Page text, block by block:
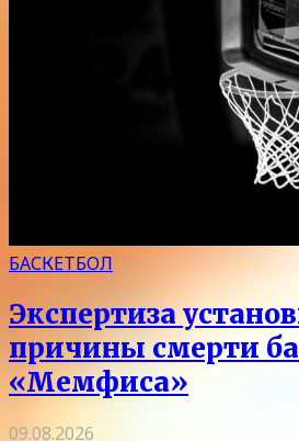
БАСКЕТБОЛ
Экспертиза
причины смерти
«Мемфиса»
09.08.2026